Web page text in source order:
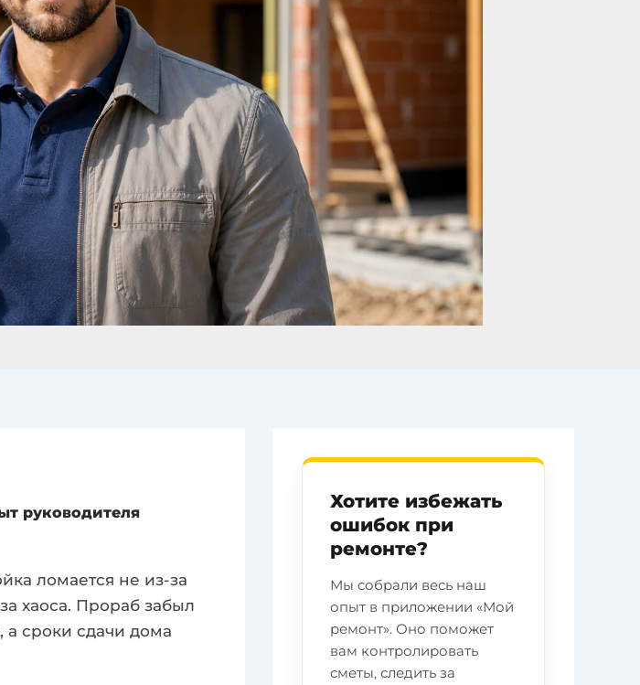
руководителя
ломается не из-за
хаоса. Прораб забыл
а сроки сдачи дома
Хотите избежать
ошибок при
ремонте?
Мы собрали весь наш
опыт в приложении «Мой
ремонт». Оно поможет
вам контролировать
сметы, следить за